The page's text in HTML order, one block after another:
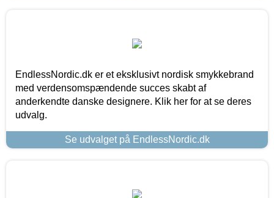
EndlessNordic.dk er et eksklusivt nordisk smykkebrand
med verdensomspændende succes skabt af
anderkendte danske designere. Klik her for at se deres
udvalg.
Se udvalget på EndlessNordic.dk